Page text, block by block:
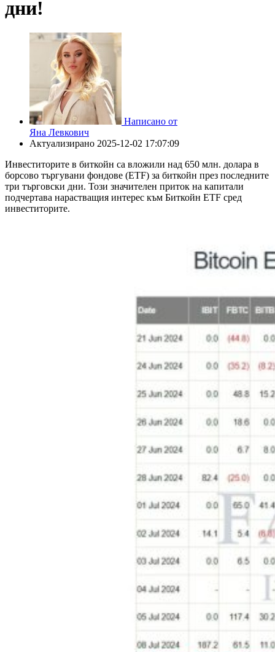
дни!
Написано от
Яна Левкович
Актуализирано 2025-12-02 17:07:09
Инвеститорите в биткойн са вложили над 650 млн. долара в
борсово търгувани фондове (ETF) за биткойн през последните
три търговски дни. Този значителен приток на капитали
подчертава нарастващия интерес към Биткойн ETF сред
инвеститорите.